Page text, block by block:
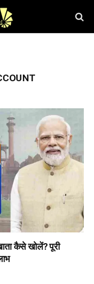
कैसे खोलें? पूरी